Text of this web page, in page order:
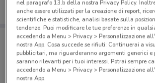
SCARICA
Negozi Volkswagen a Roma
nel paragrafo 13.b della nostra Privacy Policy.
anche essere utilizzati per la creazione di report,
scientifiche e statistiche, analisi basate sulla
tendenze. Puoi modificare le tue preferenze in
accedendo a Menu > Privacy > Personalizzazione
nostra App. Cosa succede se rifiuti: Continuerai a
pubblicitari, ma riguarderanno argomenti generici e
saranno rilevanti per i tuoi interessi. Potrai sempre
accedendo a Menu > Privacy > Personalizzazione
nostra App.